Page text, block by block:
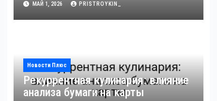
адаптации к стрессу через призму
анализа DCC
МАЙ 1, 2026 PRISTROYKIN_
Новости Плюс
Рекуррентная кулинария: влияние
анализа бумаги на карты